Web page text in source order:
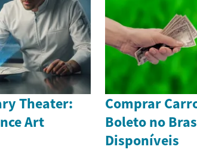
Theater:
Art
Comprar
Boleto no
Disponíveis